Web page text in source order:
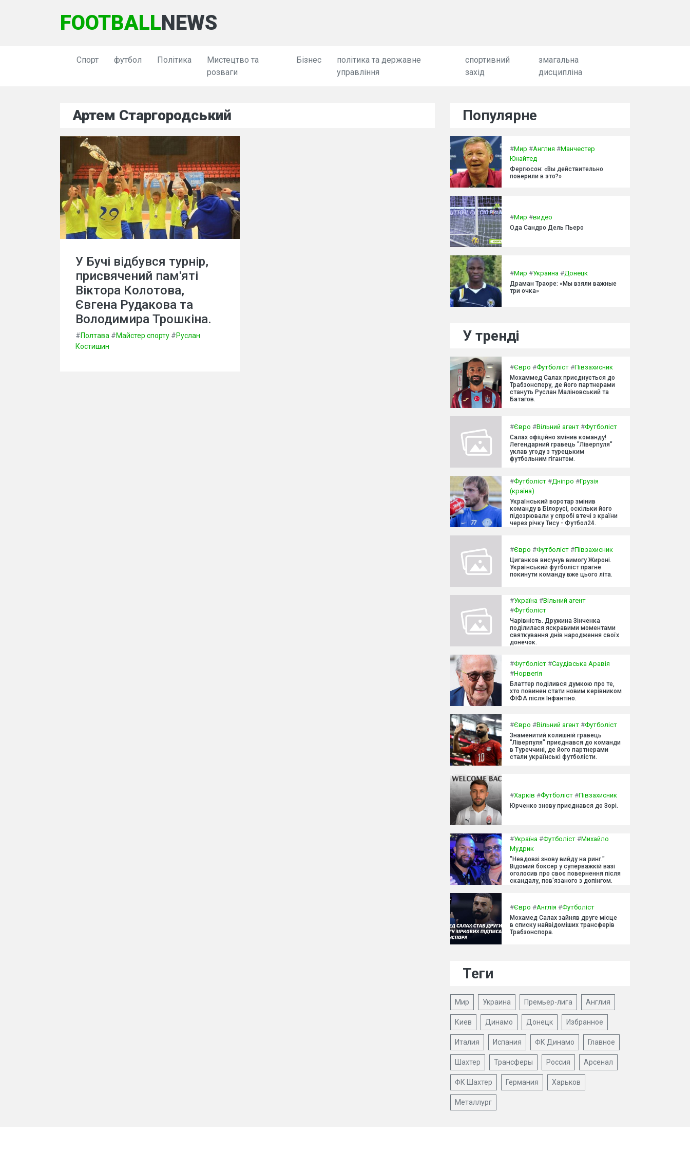
FOOTBALLNEWS
Спорт футбол Політика
Мистецтво та
розваги
Бізнес
політика та державне
управління
спортивний
захід
змагальна
дисципліна
Артем Старгородський
У Бучі відбувся турнір,
присвячений пам'яті
Віктора Колотова,
Євгена Рудакова та
Володимира Трошкіна.
#Полтава #Майстер спорту #Руслан
Костишин
Популярне
#Мир #Англия #Манчестер
Юнайтед
Фергюсон: «Вы действительно
поверили в это?»
#Мир #видео
Ода Сандро Дель Пьеро
#Мир #Украина #Донецк
Драман Траоре: «Мы взяли важные
три очка»
У тренді
#Євро #Футболіст #Півзахисник
Мохаммед Салах приєднується до
Трабзонспору, де його партнерами
стануть Руслан Маліновський та
Батагов.
#Євро #Вільний агент #Футболіст
Салах офіційно змінив команду!
Легендарний гравець "Ліверпуля"
уклав угоду з турецьким
футбольним гігантом.
#Футболіст #Дніпро #Грузія
(країна)
Український воротар змінив
команду в Білорусі, оскільки його
підозрювали у спробі втечі з країни
через річку Тису - Футбол24.
#Євро #Футболіст #Півзахисник
Циганков висунув вимогу Жироні.
Український футболіст прагне
покинути команду вже цього літа.
#Україна #Вільний агент
#Футболіст
Чарівність. Дружина Зінченка
поділилася яскравими моментами
святкування днів народження своїх
донечок.
#Футболіст #Саудівська Аравія
#Норвегія
Блаттер поділився думкою про те,
хто повинен стати новим керівником
ФІФА після Інфантіно.
#Євро #Вільний агент #Футболіст
Знаменитий колишній гравець
"Ліверпуля" приєднався до команди
в Туреччині, де його партнерами
стали українські футболісти.
#Харків #Футболіст #Півзахисник
Юрченко знову приєднався до Зорі.
#Україна #Футболіст #Михайло
Мудрик
"Невдовзі знову вийду на ринг."
Відомий боксер у суперважкій вазі
оголосив про своє повернення після
скандалу, пов'язаного з допінгом.
#Євро #Англія #Футболіст
Мохамед Салах зайняв друге місце
в списку найвідоміших трансферів
Трабзонспора.
Теги
Мир Украина Премьер-лига Англия
Киев Динамо Донецк Избранное
Италия Испания ФК Динамо Главное
Шахтер Трансферы Россия Арсенал
ФК Шахтер Германия Харьков
Металлург